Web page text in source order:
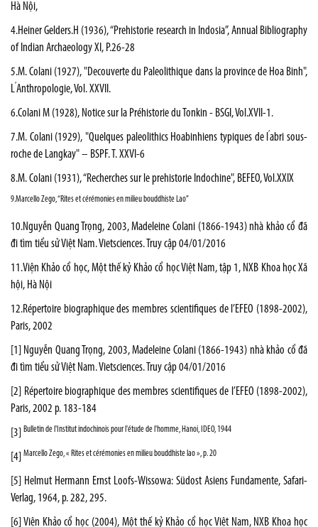
Hà Nội,
4.Heiner Gelders.H (1936), “Prehistorie research in Indosia”, Annual Bibliography
of Indian Archaeology XI, P.26-28
5.M. Colani (1927), "Decouverte du Paleolithique dans la province de Hoa Binh",
L’Anthropologie, Vol. XXVII.
6.Colani M (1928), Notice sur la Préhistorie du Tonkin - BSGI, Vol.XVII-1.
7.M. Colani (1929), "Quelques paleolithics Hoabinhiens typiques de l ’abri sous-
roche de Langkay" – BSPF. T. XXVI-6
8.M. Colani (1931), “Recherches sur le prehistorie Indochine", BEFEO, Vol.XXIX
9.Marcello Zego, “Rites et cérémonies en milieu bouddhiste Lao”
10.Nguyễn Quang Trọng, 2003,Madeleine Colani (1866-1943) nhà khảo cổ đã
đi tìm tiểu sử Việt Nam. Vietsciences. Truy cập 04/01/2016
11.Viện Khảo cổ học, Một thế kỷ Khảo cổ học Việt Nam, tập 1, NXB Khoa học Xã
hội, Hà Nội
12.Répertoire biographique des membres scientifiques de l’EFEO (1898-2002),
Paris, 2002
[1]
Nguyễn Quang Trọng, 2003,Madeleine Colani (1866-1943) nhà khảo cổ đã
đi tìm tiểu sử Việt Nam. Vietsciences. Truy cập 04/01/2016
[2]
Répertoire biographique des membres scientifiques de l’EFEO (1898-2002),
Paris, 2002 p. 183-184
[3]
Bulletin de l'Institut indochinois pour l'étude de l'homme, Hanoi, IDEO, 1944
[4] Marcello Zego, « Rites et cérémonies en milieu bouddhiste lao », p. 20
[5] Helmut Hermann Ernst Loofs-Wissowa: Südost Asiens Fundamente, Safari-
Verlag, 1964, p. 282, 295.
[6] Viện Khảo cổ học (2004), Một thế kỷ Khảo cổ học Việt Nam, NXB Khoa học